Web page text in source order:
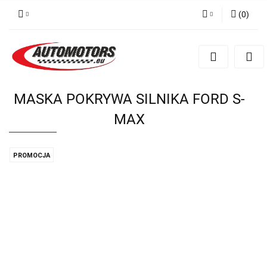
Zarejestruj się
(0)
MASKA POKRYWA SILNIKA FORD S-
MAX
PROMOCJA